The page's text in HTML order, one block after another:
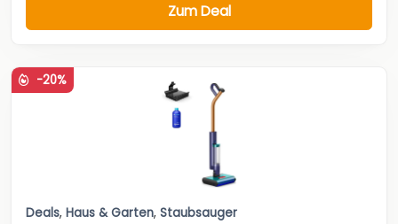
Zum Deal
-20%
Deals, Haus & Garten, Staubsauger